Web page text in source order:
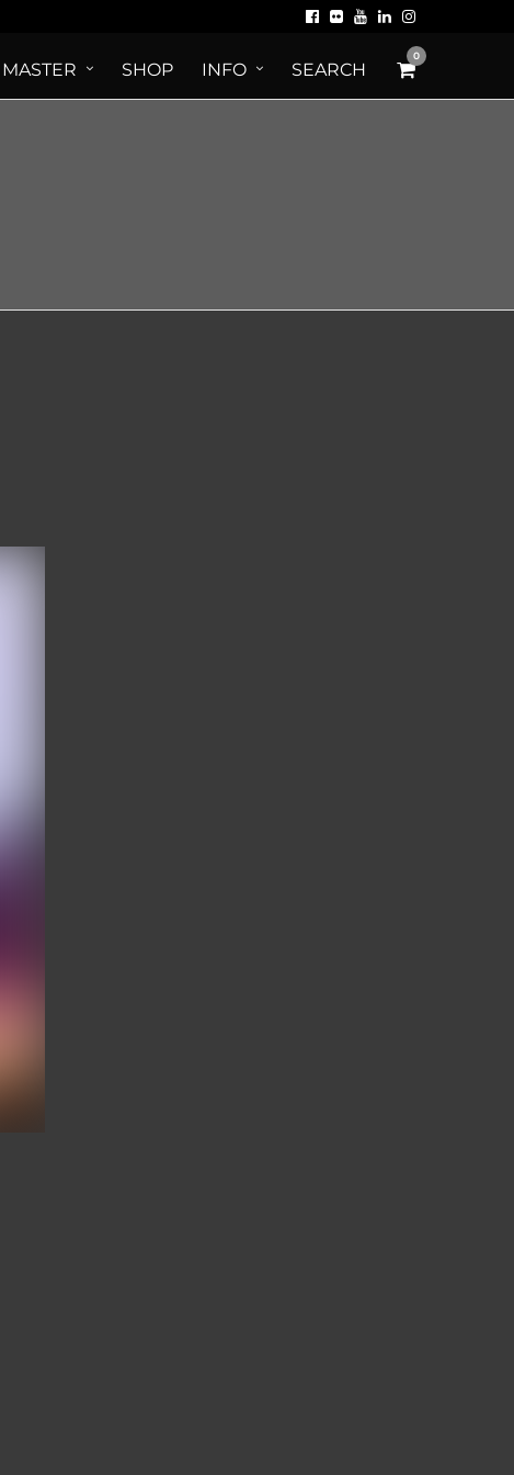
MASTER SHOP INFO SEARCH
0